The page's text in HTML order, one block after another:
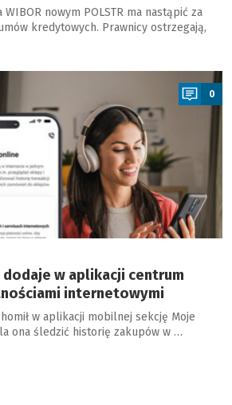
nowym POLSTR ma nastąpić za
kredytowych. Prawnicy ostrzegają,
0
w aplikacji centrum
internetowymi
w aplikacji mobilnej sekcję Moje
ona śledzić historię zakupów w …